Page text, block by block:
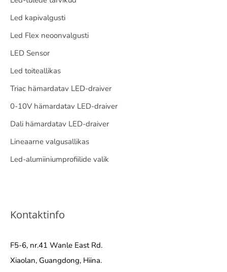
Led kapivalgusti
Led Flex neoonvalgusti
LED Sensor
Led toiteallikas
Triac hämardatav LED-draiver
0-10V hämardatav LED-draiver
Dali hämardatav LED-draiver
Lineaarne valgusallikas
Led-alumiiniumprofiilide valik
Kontaktinfo
F5-6, nr.41 Wanle East Rd.
Xiaolan, Guangdong, Hiina.